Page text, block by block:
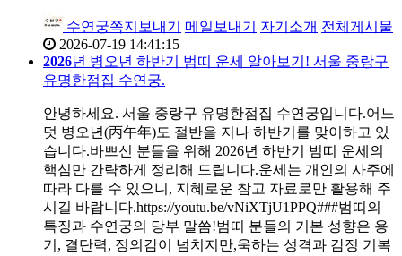
수연궁쪽지보내기 메일보내기 자기소개 전체게시물
2026-07-19 14:41:15
2026년 병오년 하반기 범띠 운세 알아보기! 서울 중랑구
유명한점집 수연궁.
안녕하세요. 서울 중랑구 유명한점집 수연궁입니다.어느
덧 병오년(丙午年)도 절반을 지나 하반기를 맞이하고 있
습니다.바쁘신 분들을 위해 2026년 하반기 범띠 운세의
핵심만 간략하게 정리해 드립니다.운세는 개인의 사주에
따라 다를 수 있으니, 지혜로운 참고 자료로만 활용해 주
시길 바랍니다.https://youtu.be/vNiXTjU1PPQ###범띠의
특징과 수연궁의 당부 말씀!범띠 분들의 기본 성향은 용
기, 결단력, 정의감이 넘치지만,욱하는 성격과 감정 기복